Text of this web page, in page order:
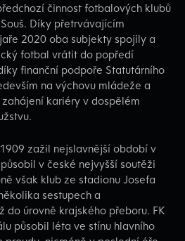
činnost fotbalových klubů
Díky přetrvávajícím
2020 oba subjekty spojily a
fotbal vrátit do popředí
finanční podpoře Statutárního
na výchovu mládeže a
kariéry v dospělém
zažil nejslavnější období v
v české nejvyšší soutěži
však klub ze stadionu Josefa
sestupech a
do úrovně krajského přeboru. FK
působil léta ve stínu hlavního